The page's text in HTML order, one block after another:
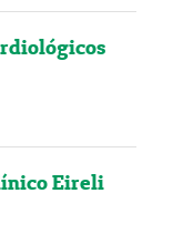
Eireli